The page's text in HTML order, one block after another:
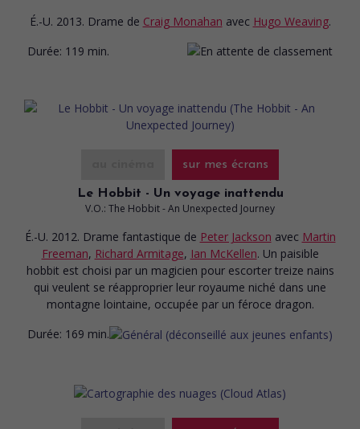
É.-U. 2013. Drame de Craig Monahan avec Hugo Weaving.
Durée: 119 min.
sur mes écrans
Le Hobbit - Un voyage inattendu
V.O.: The Hobbit - An Unexpected Journey
É.-U. 2012. Drame fantastique de Peter Jackson avec Martin
Freeman, Richard Armitage, Ian McKellen. Un paisible
hobbit est choisi par un magicien pour escorter treize nains
qui veulent se réapproprier leur royaume niché dans une
montagne lointaine, occupée par un féroce dragon.
Durée: 169 min.